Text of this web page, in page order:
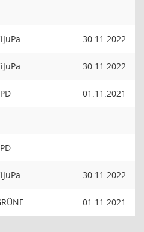
30.11.2022
30.11.2022
01.11.2021
30.11.2022
01.11.2021